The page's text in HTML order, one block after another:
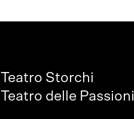
Teatro Storchi
Teatro delle Passioni